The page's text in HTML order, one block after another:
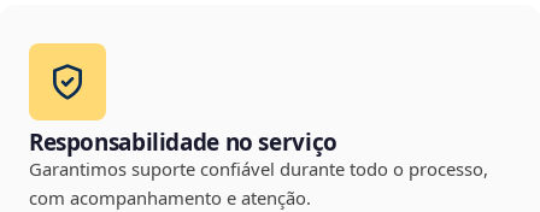
Responsabilidade no serviço
Garantimos suporte confiável durante todo o processo,
com acompanhamento e atenção.